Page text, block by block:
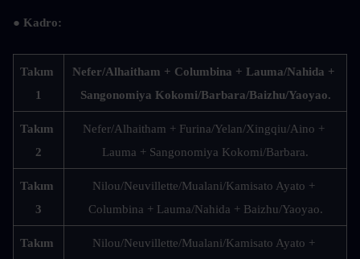
● Kadro:
Takım
1
Nefer/Alhaitham + Columbina + Lauma/Nahida +
Sangonomiya Kokomi/Barbara/Baizhu/Yaoyao.
Takım
2
Nefer/Alhaitham + Furina/Yelan/Xingqiu/Aino +
Lauma + Sangonomiya Kokomi/Barbara.
Takım
3
Nilou/Neuvillette/Mualani/Kamisato Ayato +
Columbina + Lauma/Nahida + Baizhu/Yaoyao.
Takım
Nilou/Neuvillette/Mualani/Kamisato Ayato +